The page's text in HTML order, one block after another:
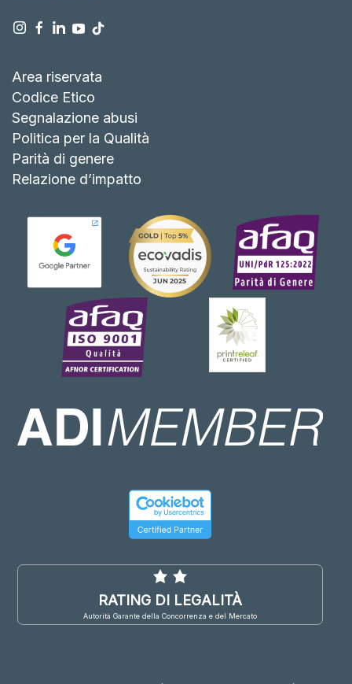
Area riservata
Codice Etico
Segnalazione abusi
Politica per la Qualità
Parità di genere
Relazione d’impatto
RATING DI LEGALITÀ
Autorità Garante della Concorrenza e del Mercato